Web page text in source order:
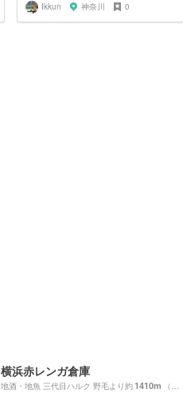
Ikkun 神奈川 0
横浜赤レンガ倉庫
地酒・地魚 三代目ハルク 野毛より約1410m （徒歩24分）